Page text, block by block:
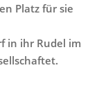
Platz für sie
in ihr Rudel im